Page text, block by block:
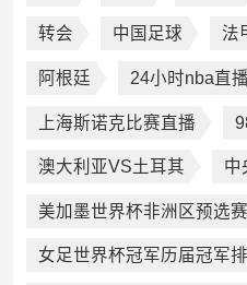
转会 中国足球 法
阿根廷 24小时nba直播
上海斯诺克比赛直播
澳大利亚VS土耳其 中
美加墨世界杯非洲区预选
女足世界杯冠军历届冠军